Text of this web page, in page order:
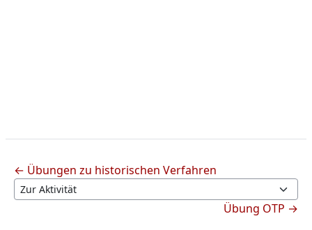
← Übungen zu historischen Verfahren
Zur Aktivität
Übung OTP →